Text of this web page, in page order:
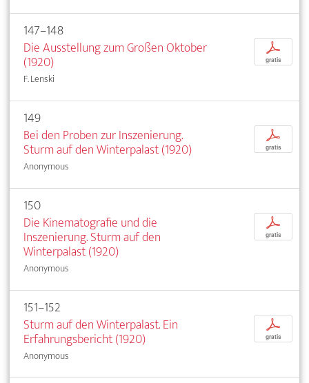
147–148
Die Ausstellung zum Großen Oktober
(1920)
F. Lenski
p
gratis
149
Bei den Proben zur Inszenierung.
Sturm auf den Winterpalast (1920)
Anonymous
p
gratis
150
Die Kinematografie und die
Inszenierung. Sturm auf den
Winterpalast (1920)
Anonymous
p
gratis
151–152
Sturm auf den Winterpalast. Ein
Erfahrungsbericht (1920)
Anonymous
p
gratis